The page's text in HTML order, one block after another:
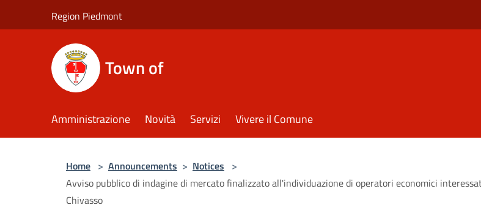
Region Piedmont
Town of
Amministrazione Novità Servizi Vivere il Comune
Home > Announcements > Notices >
Avviso pubblico di indagine di mercato finalizzato all'individuazione di operatori economici
Chivasso